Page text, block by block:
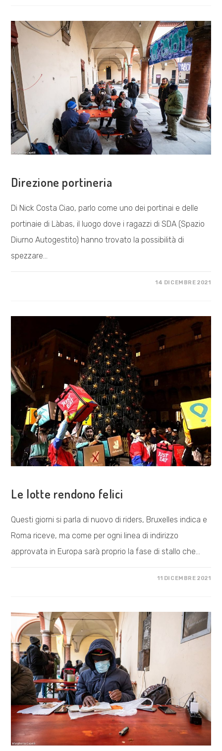
E
ISTITUZIONI
–
FRANCESCO
RAPARELLI
Direzione portineria
Di Nick Costa Ciao, parlo come uno dei portinai e delle
portinaie di Làbas, il luogo dove i ragazzi di SDA (Spazio
Diurno Autogestito) hanno trovato la possibilità di
spezzare…
14 DICEMBRE 2021
Le lotte rendono felici
Questi giorni si parla di nuovo di riders, Bruxelles indica e
Roma riceve, ma come per ogni linea di indirizzo
approvata in Europa sarà proprio la fase di stallo che…
11 DICEMBRE 2021